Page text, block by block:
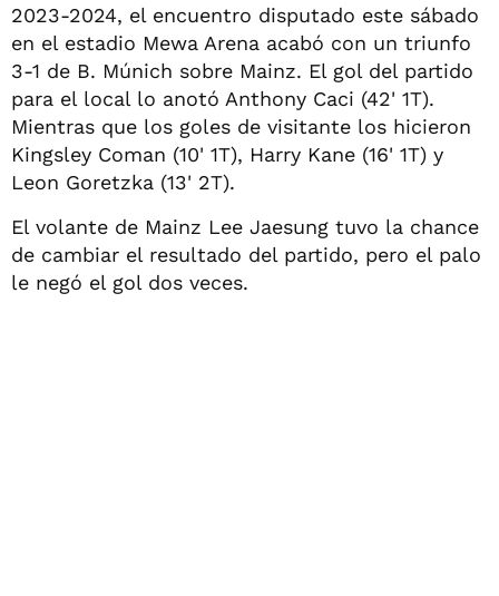
2023-2024, el encuentro disputado este sábado
en el estadio Mewa Arena acabó con un triunfo
3-1 de B. Múnich sobre Mainz. El gol del partido
para el local lo anotó Anthony Caci (42' 1T).
Mientras que los goles de visitante los hicieron
Kingsley Coman (10' 1T), Harry Kane (16' 1T) y
Leon Goretzka (13' 2T).
El volante de Mainz Lee Jaesung tuvo la chance
de cambiar el resultado del partido, pero el palo
le negó el gol dos veces.